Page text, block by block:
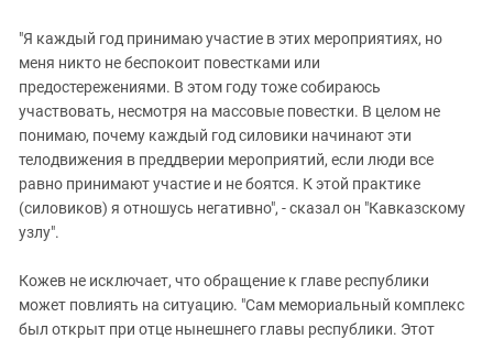
"Я каждый год принимаю участие в этих мероприятиях, но
меня никто не беспокоит повестками или
предостережениями. В этом году тоже собираюсь
участвовать, несмотря на массовые повестки. В целом не
понимаю, почему каждый год силовики начинают эти
телодвижения в преддверии мероприятий, если люди все
равно принимают участие и не боятся. К этой практике
(силовиков) я отношусь негативно", - сказал он "Кавказскому
узлу".
Кожев не исключает, что обращение к главе республики
может повлиять на ситуацию. "Сам мемориальный комплекс
был открыт при отце нынешнего главы республики. Этот